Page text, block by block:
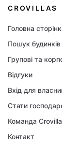
CROVILLAS
Головна
Пошук будинків
Групові та
Відгуки
Вхід для
Стати
Команда
Контакт